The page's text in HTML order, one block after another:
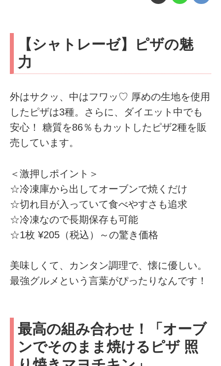
【シャトレーゼ】ピザの魅
力
外はサクッ、中はフワッ♡ 厚めの生地を使用
したピザは3種。さらに、ダイエット中でも
安心！ 糖質を86％もカットしたピザ2種を販
売しています。
＜激押しポイント＞
☆冷凍庫から出してオーブンで焼くだけ
☆切れ目が入っていて食べやすさも追求
☆冷凍なので長期保存も可能
☆1枚 ¥205（税込）～の驚き価格
美味しくて、カンタン調理で、懐に優しい。
最強グルメという言葉がぴったりなんです！
最高の組み合わせ！「オーブ
ンでそのまま焼けるピザ 照